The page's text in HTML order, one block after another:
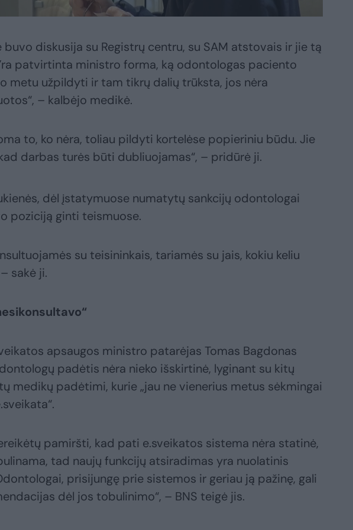
buvo diskusija su Registrų centru, su SAM atstovais ir jie tą
patvirtinta ministro forma, ką odontologas paciento
metu užpildyti ir tam tikrų dalių trūksta, jos nėra
– kalbėjo medikė.
to, ko nėra, toliau pildyti kortelėse popieriniu būdu. Jie
darbas turės būti dubliuojamas“, – pridūrė ji.
dėl įstatymuose numatytų sankcijų odontologai
poziciją ginti teismuose.
su teisininkais, tariamės su jais, kokiu keliu
sakė ji.
apsaugos ministro patarėjas Tomas Bagdonas
padėtis nėra nieko išskirtinė, lyginant su kitų
medikų padėtimi, kurie „jau ne vienerius metus sėkmingai
pamiršti, kad pati e.sveikatos sistema nėra statinė,
tad naujų funkcijų atsiradimas yra nuolatinis
prisijungę prie sistemos ir geriau ją pažinę, gali
dėl jos tobulinimo“, – BNS teigė jis.